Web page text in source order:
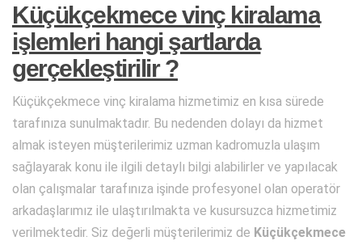
Küçükçekmece vinç kiralama
işlemleri hangi şartlarda
gerçekleştirilir ?
Küçükçekmece vinç kiralama hizmetimiz en kısa sürede
tarafınıza sunulmaktadır. Bu nedenden dolayı da hizmet
almak isteyen müşterilerimiz uzman kadromuzla ulaşım
sağlayarak konu ile ilgili detaylı bilgi alabilirler ve yapılacak
olan çalışmalar tarafınıza işinde profesyonel olan operatör
arkadaşlarımız ile ulaştırılmakta ve kusursuzca hizmetimiz
verilmektedir. Siz değerli müşterilerimiz de Küçükçekmece